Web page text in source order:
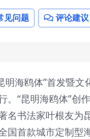
见问题 评论建议
明海鸥体”首发暨文
。“昆明海鸥体”创
名书法家叶根友为
首款城市定制型海